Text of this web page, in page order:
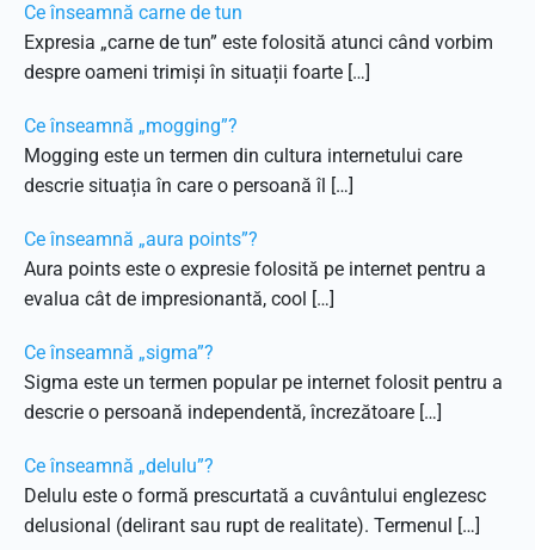
Ce înseamnă carne de tun
Expresia „carne de tun” este folosită atunci când vorbim
despre oameni trimiși în situații foarte […]
Ce înseamnă „mogging”?
Mogging este un termen din cultura internetului care
descrie situația în care o persoană îl […]
Ce înseamnă „aura points”?
Aura points este o expresie folosită pe internet pentru a
evalua cât de impresionantă, cool […]
Ce înseamnă „sigma”?
Sigma este un termen popular pe internet folosit pentru a
descrie o persoană independentă, încrezătoare […]
Ce înseamnă „delulu”?
Delulu este o formă prescurtată a cuvântului englezesc
delusional (delirant sau rupt de realitate). Termenul […]